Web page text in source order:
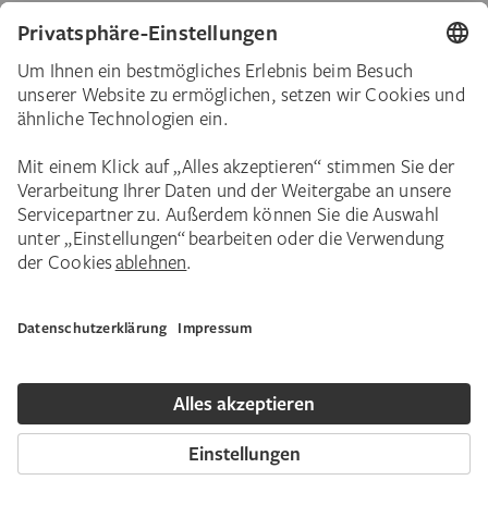
Barriere-Freiheit im Museum
Eingang und Fahrstuhl
Am Haupt-Eingang gibt es einen Fahrstuhl
Personen mit Problemen beim Bewegen.
Der Haupt-Eingang ist amSchaumainkai 63
Alle Stockwerke vom Städel-Museum